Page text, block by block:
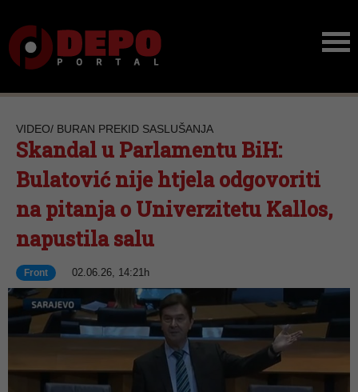
VIDEO/ BURAN PREKID SASLUŠANJA
Skandal u Parlamentu BiH:
Bulatović nije htjela odgovoriti
na pitanja o Univerzitetu Kallos,
napustila salu
Front 02.06.26, 14:21h